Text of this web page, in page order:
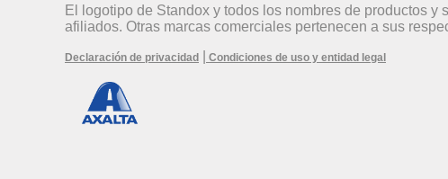
El logotipo de Standox y todos los nombres de productos
afiliados. Otras marcas comerciales pertenecen a sus
Declaración de privacidad Condiciones de uso y entidad legal